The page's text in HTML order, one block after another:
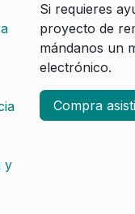
y
Si requieres
proyecto de
mándanos un
electrónico.
Compra